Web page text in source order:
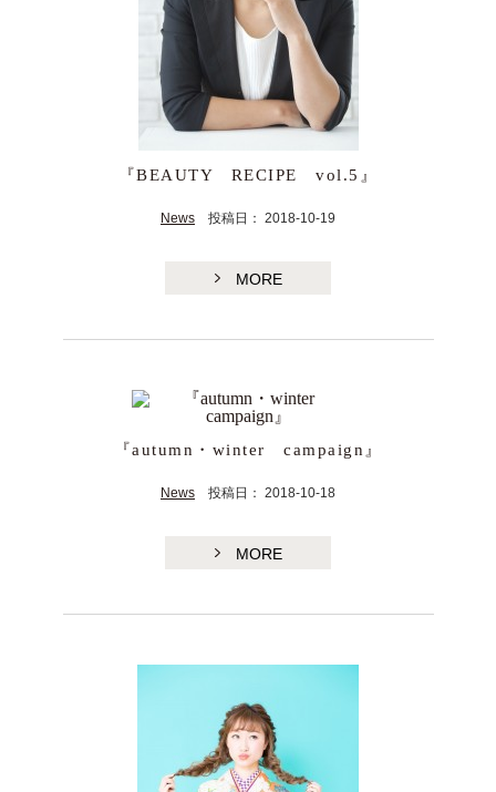
『BEAUTY RECIPE vol.5』
News 投稿日： 2018-10-19
MORE
『autumn・winter campaign』
News 投稿日： 2018-10-18
MORE